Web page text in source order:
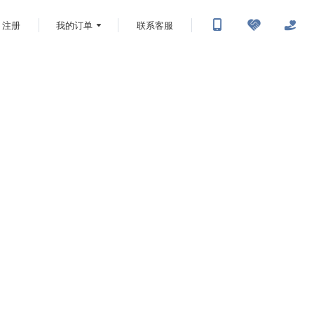
注册 我的订单 联系客服